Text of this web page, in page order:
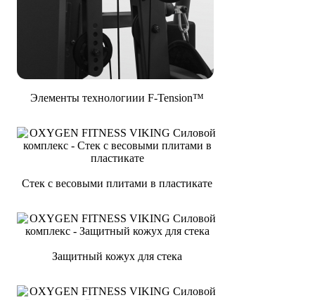
Элементы технологиии F-Tension™
Стек с весовыми плитами в пластикате
Защитный кожух для стека